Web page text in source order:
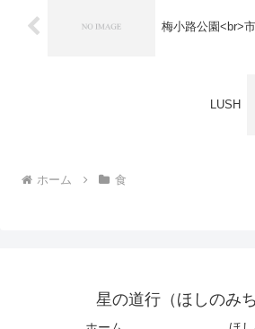
梅小路公園<br>
LUSH
ホーム 食
星の道行（ほしのみち